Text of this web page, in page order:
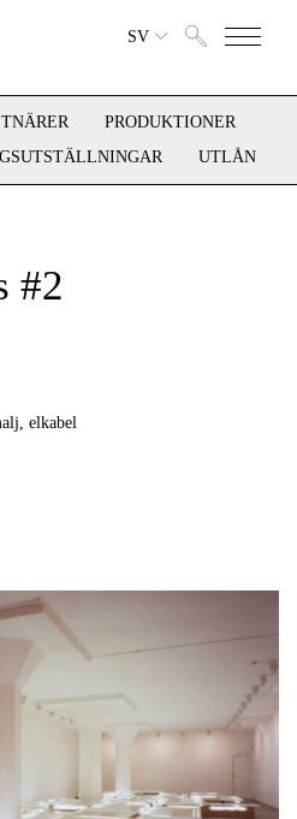
SV
PRODUKTIONER
UTLÅN
#2
elkabel